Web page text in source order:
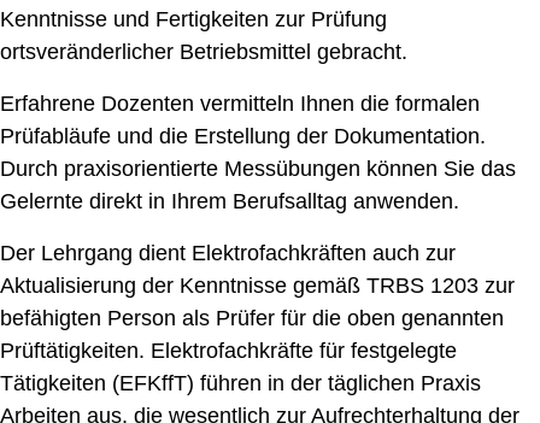
Kenntnisse und Fertigkeiten zur Prüfung
ortsveränderlicher Betriebsmittel gebracht.
Erfahrene Dozenten vermitteln Ihnen die formalen
Prüfabläufe und die Erstellung der Dokumentation.
Durch praxisorientierte Messübungen können Sie das
Gelernte direkt in Ihrem Berufsalltag anwenden.
Der Lehrgang dient Elektrofachkräften auch zur
Aktualisierung der Kenntnisse gemäß TRBS 1203 zur
befähigten Person als Prüfer für die oben genannten
Prüftätigkeiten. Elektrofachkräfte für festgelegte
Tätigkeiten (EFKffT) führen in der täglichen Praxis
Arbeiten aus, die wesentlich zur Aufrechterhaltung der